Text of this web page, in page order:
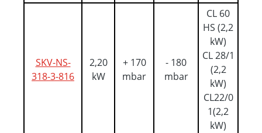
SKV-NS-
318-3-816
2,20
kW
+ 170
mbar
- 180
mbar
CL 60
HS (2,2
kW)
CL 28/1
(2,2
kW)
CL22/0
1(2,2
kW)